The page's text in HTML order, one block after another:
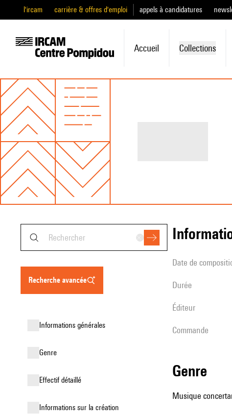
l'ircam carrière & offres d'emploi appels à candidatures
Accueil Collections
recherche avancée
informations générales
genre
effectif détaillé
informations sur la création
date de
durée
éditeur
Commande
genre
Musique